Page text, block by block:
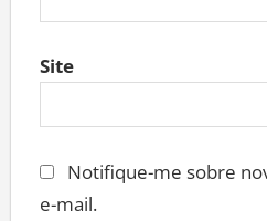
Site
Notifique-me sobre
e-mail.